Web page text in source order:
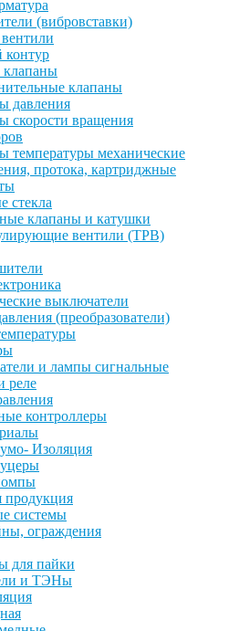
(вибровставки)
клапаны
давления
скорости вращения
температуры механические
протока, картриджные
стекла
клапаны и катушки
вентили (ТРВ)
выключатели
(преобразователи)
и лампы сигнальные
реле
контроллеры
Изоляция
продукция
системы
ограждения
для пайки
и ТЭНы